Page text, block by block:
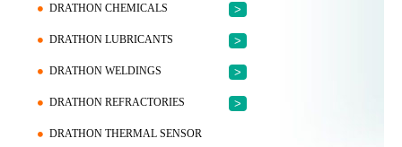
DRATHON CHEMICALS >
DRATHON LUBRICANTS >
DRATHON WELDINGS >
DRATHON REFRACTORIES >
DRATHON THERMAL SENSOR